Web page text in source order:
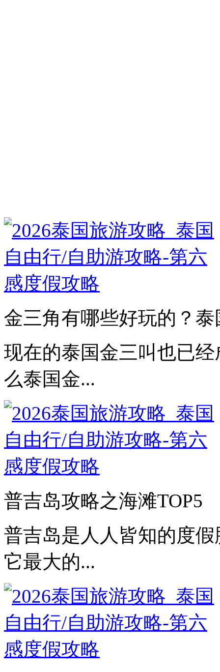
金三角有哪些好玩的？
现在的泰国金三叫也已
么泰国金...
普吉岛攻略之海滩TOP5
普吉岛是人人皆知的度
它最大的...